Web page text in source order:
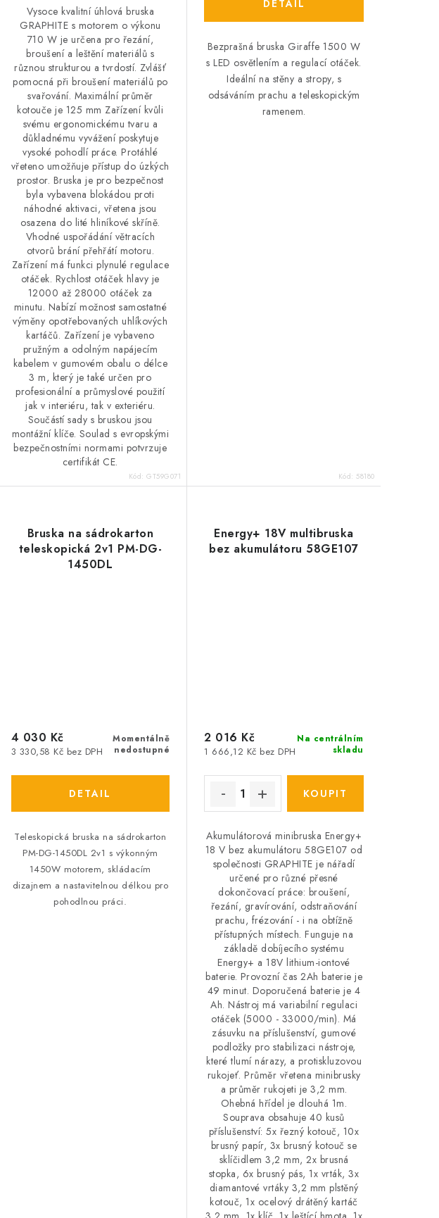
Vysoce kvalitní úhlová bruska
GRAPHITE s motorem o výkonu
710 W je určena pro řezání,
broušení a leštění materiálů s
různou strukturou a tvrdostí. Zvlášť
pomocná při broušení materiálů po
svařování. Maximální průměr
kotouče je 125 mm Zařízení kvůli
svému ergonomickému tvaru a
důkladnému vyvážení poskytuje
vysoké pohodlí práce. Protáhlé
vřeteno umožňuje přístup do úzkých
prostor. Bruska je pro bezpečnost
byla vybavena blokádou proti
náhodné aktivaci, vřetena jsou
osazena do lité hliníkové skříně.
Vhodné uspořádání větracích
otvorů brání přehřátí motoru.
Zařízení má funkci plynulé regulace
otáček. Rychlost otáček hlavy je
12000 až 28000 otáček za
minutu. Nabízí možnost samostatné
výměny opotřebovaných uhlíkových
kartáčů. Zařízení je vybaveno
pružným a odolným napájecím
kabelem v gumovém obalu o délce
3 m, který je také určen pro
profesionální a průmyslové použití
jak v interiéru, tak v exteriéru.
Součástí sady s bruskou jsou
montážní klíče. Soulad s evropskými
bezpečnostními normami potvrzuje
certifikát CE.
Kód:GT59G071
Bezprašná bruska Giraffe 1500 W
s LED osvětlením a regulací otáček.
Ideální na stěny a stropy, s
odsáváním prachu a teleskopickým
ramenem.
Kód:58180
Bruska na sádrokarton
teleskopická 2v1 PM-DG-
1450DL
Momentálně
nedostupné
3 330,58 Kč bez DPH
4 030 Kč
Teleskopická bruska na sádrokarton
PM-DG-1450DL 2v1 s výkonným
1450W motorem, skládacím
dizajnem a nastavitelnou délkou pro
pohodlnou práci.
Energy+ 18V multibruska
bez akumulátoru 58GE107
Na centrálním
skladu
1 666,12 Kč bez DPH
2 016 Kč
Akumulátorová minibruska Energy+
18 V bez akumulátoru 58GE107 od
společnosti GRAPHITE je nářadí
určené pro různé přesné
dokončovací práce: broušení,
řezání, gravírování, odstraňování
prachu, frézování - i na obtížně
přístupných místech. Funguje na
základě dobíjecího systému
Energy+ a 18V lithium-iontové
baterie. Provozní čas 2Ah baterie je
49 minut. Doporučená baterie je 4
Ah. Nástroj má variabilní regulaci
otáček (5000 - 33000/min). Má
zásuvku na příslušenství, gumové
podložky pro stabilizaci nástroje,
které tlumí nárazy, a protiskluzovou
rukojeť. Průměr vřetena minibrusky
a průměr rukojeti je 3,2 mm.
Ohebná hřídel je dlouhá 1m.
Souprava obsahuje 40 kusů
příslušenství: 5x řezný kotouč, 10x
brusný papír, 3x brusný kotouč se
sklíčidlem 3,2 mm, 2x brusná
stopka, 6x brusný pás, 1x vrták, 3x
diamantové vrtáky 3,2 mm plstěný
kotouč, 1x ocelový drátěný kartáč